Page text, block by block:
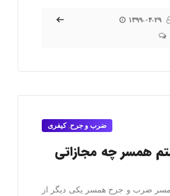
۱۳۹۹-۰۴-۲۹
ضرب و جرح,کیفری
همسر چه مجازاتی
ضرب و جرح همسر یکی دیگر از